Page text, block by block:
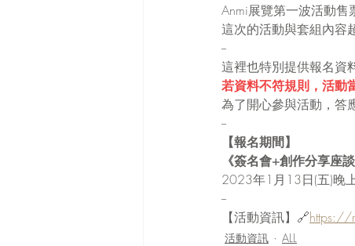
Anmi展覽第一波活動售
這次的活動與套組內容
--
這裡也特別提供報名資
若資料不符規則，活動當
為了開心參與活動，答
--
【報名期間】
《簽名會+創作分享座談
2023年1月13日(五)晚
--
【活動資訊】🔗https://
活動資訊 ALL